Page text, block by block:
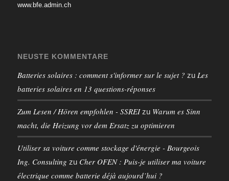
www.bfe.admin.ch
NEUSTE KOMMENTARE
Batteries solaires : comment s'informer sur le sujet ? zu Les
batteries solaires en 13 questions-réponses
Zum Lesen / Hören empfohlen - SSREIzu Warum es Sinn
macht, die Heizung vor dem Ersatz zu optimieren
Utiliser sa voiture comme stockage d'énergie - Bourgeois
Ing. Consulting zu Cher OFEN : Puis-je utiliser ma voiture
électrique comme batterie déjà aujourd’hui ?